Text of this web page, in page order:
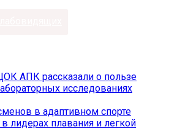
АПК рассказали о пользе
исследованиях
в адаптивном спорте
лидерах плавания и легкой